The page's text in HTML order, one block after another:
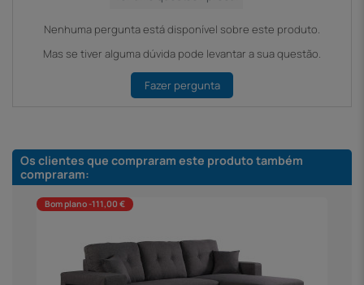
Nenhuma pergunta está disponível sobre este produto.
Mas se tiver alguma dúvida pode levantar a sua questão.
Fazer pergunta
Os clientes que compraram este produto também
compraram:
Bom plano -111,00 €